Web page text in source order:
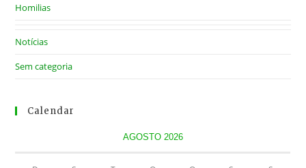
Homilias
Notícias
Sem categoria
Calendar
AGOSTO 2026